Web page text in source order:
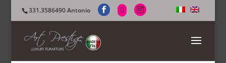
331.3586490 Antonio